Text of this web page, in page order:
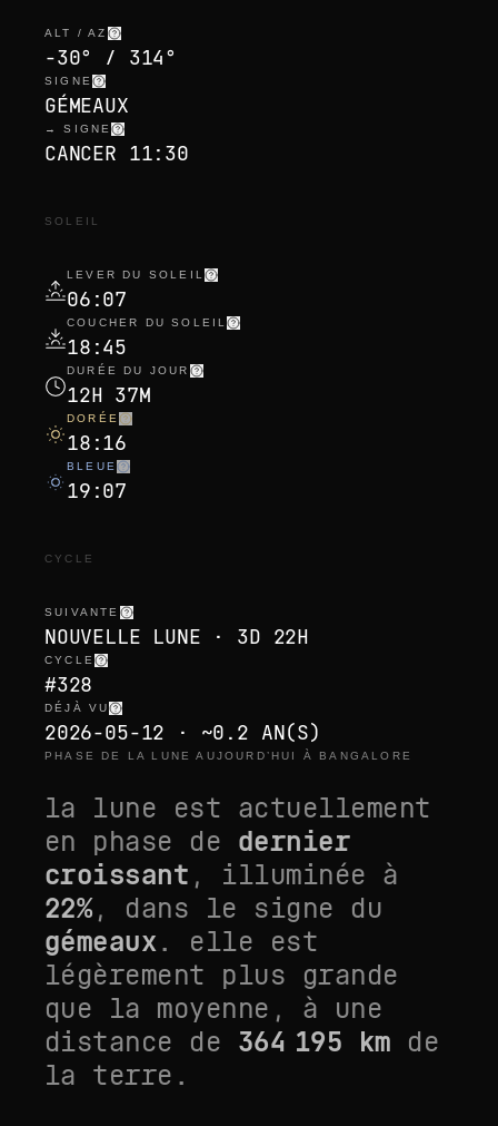
ALT / AZ
-30° / 314°
SIGNE
GÉMEAUX
→ SIGNE
CANCER 11:30
SOLEIL
LEVER DU SOLEIL
06:07
COUCHER DU SOLEIL
18:45
DURÉE DU JOUR
12H 37M
DORÉE
18:16
BLEUE
19:07
CYCLE
SUIVANTE
NOUVELLE LUNE · 3D 22H
CYCLE
#328
DÉJÀ VU
2026-05-12 · ~0.2 AN(S)
PHASE DE LA LUNE AUJOURD’HUI À BANGALORE
la lune est actuellement
en phase de dernier
croissant , illuminée à
22%, dans le signe du
gémeaux. elle est
légèrement plus grande
que la moyenne , à une
distance de 364 195 km de
la terre.